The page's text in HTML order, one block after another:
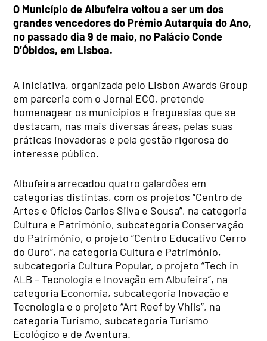
O Município de Albufeira voltou a ser um dos
grandes vencedores do Prémio Autarquia do Ano,
no passado dia 9 de maio, no Palácio Conde
D’Óbidos,em Lisboa.
A iniciativa, organizada pelo Lisbon Awards Group
em parceria com o Jornal ECO, pretende
homenagear os municípios e freguesias que se
destacam, nas mais diversas áreas, pelas suas
práticas inovadoras e pela gestão rigorosa do
interesse público.
Albufeira arrecadou quatro galardões em
categorias distintas, com os projetos “Centro de
Artes e Ofícios Carlos Silva e Sousa”, na categoria
Cultura e Património, subcategoria Conservação
do Património, o projeto “Centro Educativo Cerro
do Ouro”, na categoria Cultura e Património,
subcategoria Cultura Popular, o projeto “Tech in
ALB – Tecnologia e Inovação em Albufeira”, na
categoria Economia, subcategoria Inovação e
Tecnologia e o projeto “Art Reef by Vhils”, na
categoria Turismo, subcategoria Turismo
Ecológico e de Aventura.